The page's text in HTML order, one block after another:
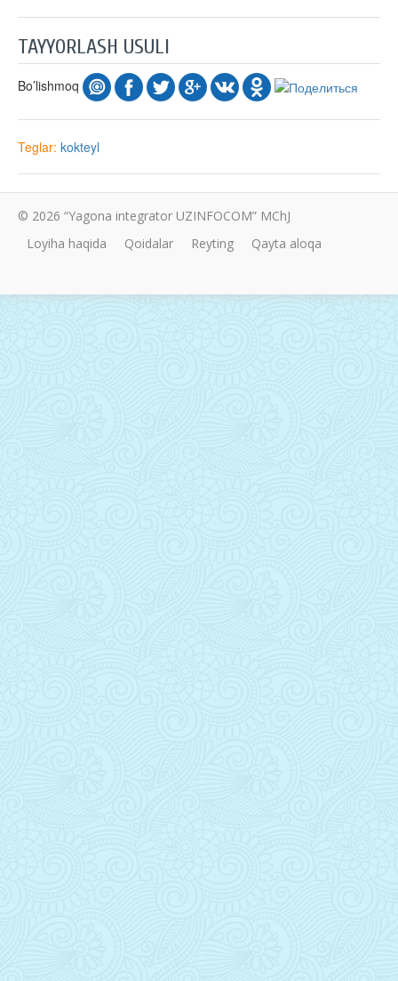
TAYYORLASH USULI
Bo’lishmoq
Teglar: kokteyl
© 2026 “Yagona integrator UZINFOCOM” MChJ
Loyiha haqida
Qoidalar Reyting Qayta aloqa